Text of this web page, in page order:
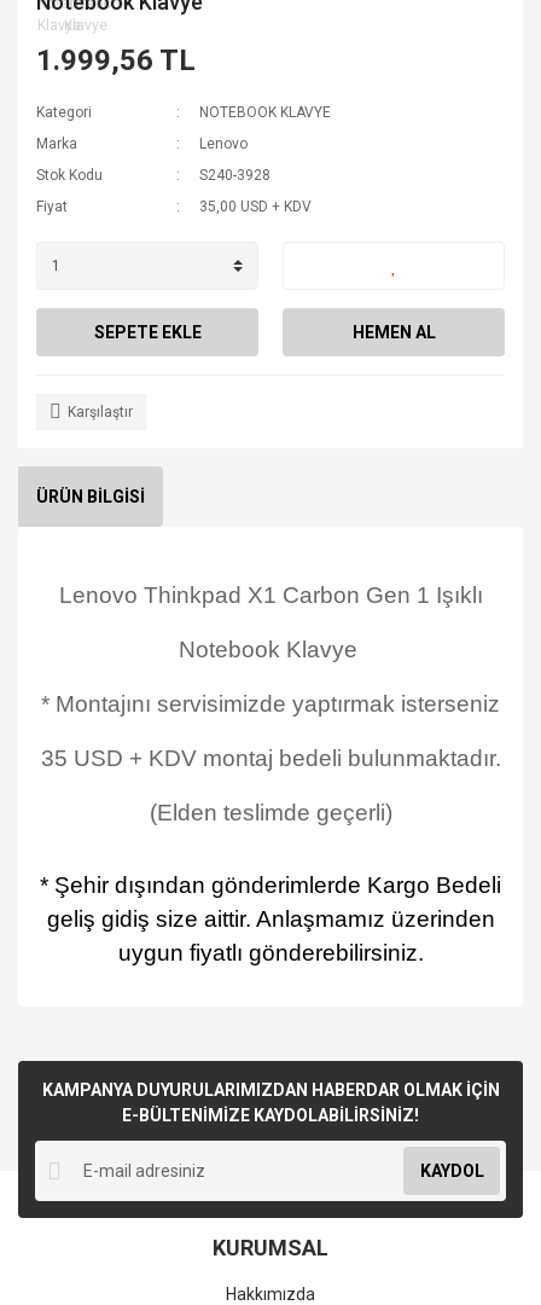
1.999,56 TL
Kategori
NOTEBOOK KLAVYE
Marka
Lenovo
Stok Kodu
S240-3928
Fiyat
35,00 USD + KDV
SEPETE EKLE HEMEN AL
Karşılaştır
ÜRÜN BİLGİSİ
Lenovo Thinkpad X1 Carbon Gen 1 Işıklı
Notebook Klavye
* Montajını servisimizde yaptırmak isterseniz
35 USD + KDV montaj bedeli bulunmaktadır.
(Elden teslimde geçerli)
* Şehir dışından gönderimlerde Kargo Bedeli
geliş gidiş size aittir. Anlaşmamız üzerinden
uygun fiyatlı gönderebilirsiniz.
KAMPANYA DUYURULARIMIZDAN HABERDAR OLMAK İÇİN
E-BÜLTENİMİZE KAYDOLABİLİRSİNİZ!
KAYDOL
KURUMSAL
Hakkımızda